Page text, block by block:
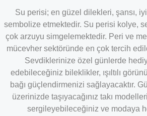
Su perisi; en güzel dilekleri, şansı,
sembolize etmektedir. Su perisi kolye,
çok arzuyu simgelemektedir. Peri ve
mücevher sektöründe en çok tercih
Sevdiklerinize özel günlerde
edebileceğiniz bileklikler, ışıltılı
bağı güçlendirmenizi sağlayacaktır.
üzerinizde taşıyacağınız takı
sergileyebileceğiniz ve modaya